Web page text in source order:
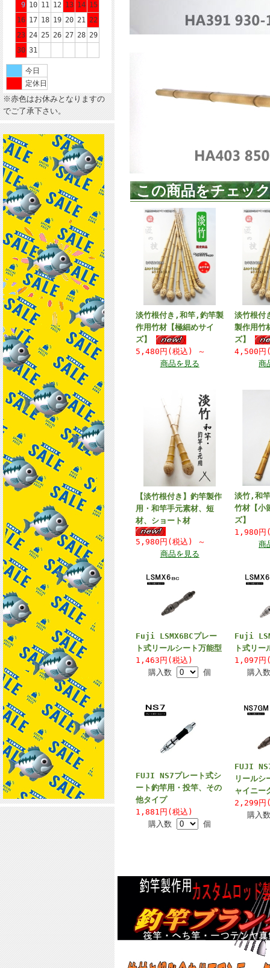
9 10 11 12 13 14 15
16 17 18 19 20 21 22
23 24 25 26 27 28 29
30 31
今日
定休日
※赤色はお休みとなりますの
でご了承下さい。
この商品をチェッ
淡竹根付き,和竿,釣竿製
作用竹材【極細めサイ
ズ】
5,480円(税込)
～
商品を見る
淡竹根
製作用竹
ズ】
4,500
商
【淡竹根付き】釣竿製作
用・和竿手元素材、短
材、ショート材
5,980円(税込)
～
商品を見る
淡竹,和
竹材【小
ズ】
1,980
商
Fuji LSMX6BCプレー
ト式リールシート万能型
1,463円(税込)
購入数
個
Fuji
ト式リー
1,097円
購入
FUJI NS7プレート式シ
ート釣竿用・投竿、その
他タイプ
1,881円(税込)
購入数
個
FUJI
リールシ
ャイニー
2,299円
購入